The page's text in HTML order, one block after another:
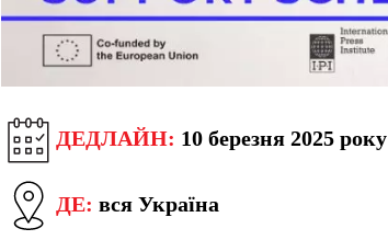
ДЕДЛАЙН: 10 березня 2025 року
ДЕ: вся Україна